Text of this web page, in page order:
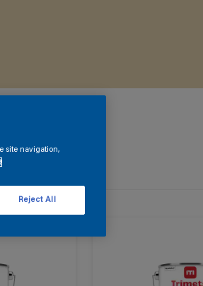
site navigation,
Reject All